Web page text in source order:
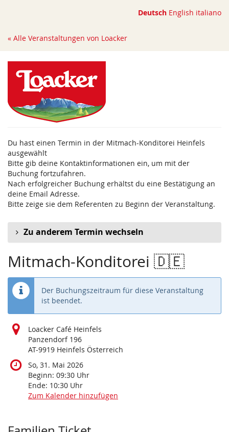
springen
Deutsch English italiano
« Alle Veranstaltungen von Loacker
Du hast einen Termin in der Mitmach-Konditorei Heinfels
ausgewählt
Bitte gib deine Kontaktinformationen ein, um mit der
Buchung fortzufahren.
Nach erfolgreicher Buchung erhältst du eine Bestätigung an
deine Email Adresse.
Bitte zeige sie dem Referenten zu Beginn der Veranstaltung.
Zu anderem Termin wechseln
Mitmach-Konditorei 🇩🇪
Der Buchungszeitraum für diese Veranstaltung
ist beendet.
Loacker Café Heinfels
Panzendorf 196
AT-9919 Heinfels Österreich
So, 31. Mai 2026
Beginn: 09:30 Uhr
Ende: 10:30 Uhr
Zum Kalender hinzufügen